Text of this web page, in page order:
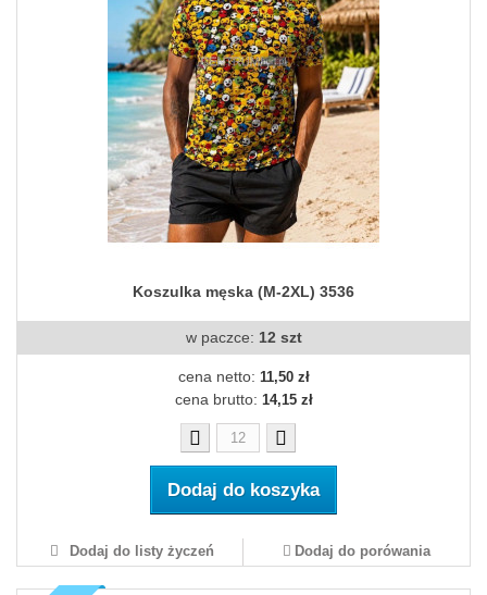
Koszulka męska (M-2XL) 3536
w paczce: 12 szt
cena netto: 11,50 zł
cena brutto: 14,15 zł
Dodaj do koszyka
Dodaj do listy życzeń Dodaj do porówania